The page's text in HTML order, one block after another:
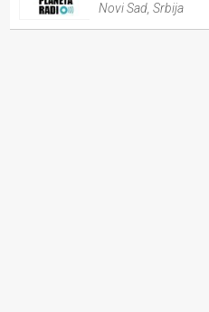
Novi Sad ,Srbija